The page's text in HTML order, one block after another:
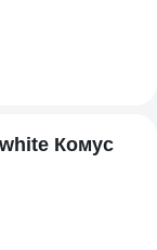
Комус